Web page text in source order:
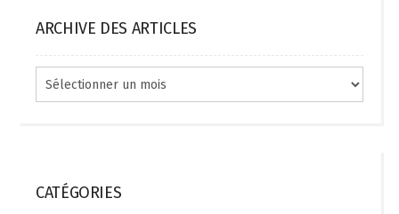
ARCHIVE DES ARTICLES
des
CATÉGORIES